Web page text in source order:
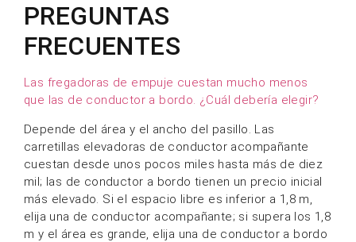
PREGUNTAS
FRECUENTES
Las fregadoras de empuje cuestan mucho menos
que las de conductor a bordo. ¿Cuál debería elegir?
Depende del área y el ancho del pasillo. Las
carretillas elevadoras de conductor acompañante
cuestan desde unos pocos miles hasta más de diez
mil; las de conductor a bordo tienen un precio inicial
más elevado. Si el espacio libre es inferior a 1,8 m,
elija una de conductor acompañante; si supera los 1,8
m y el área es grande, elija una de conductor a bordo